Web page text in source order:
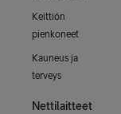
Keittiön
pienkoneet
Kauneus ja
terveys
Nettilaitteet